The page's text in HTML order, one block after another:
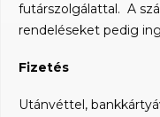
futárszolgálattal. A
rendeléseket pedig
Fizetés
Utánvéttel,